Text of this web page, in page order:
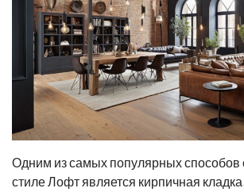
Одним из самых популярных способов
стиле Лофт является кирпичная